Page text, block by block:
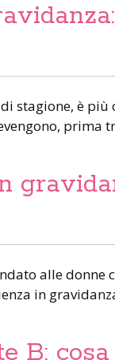
stagione, è più
prima
alle donne
in
B: